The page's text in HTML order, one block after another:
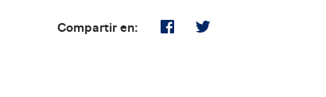
Compartir en: